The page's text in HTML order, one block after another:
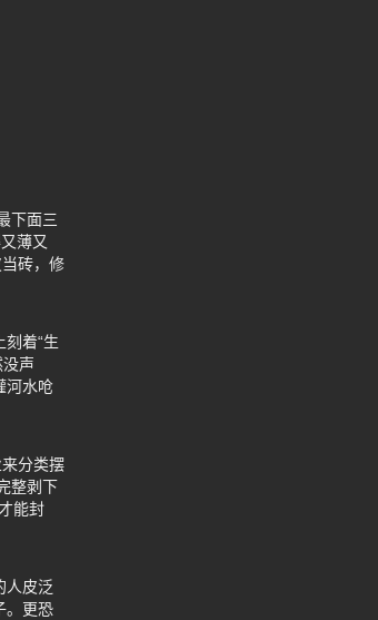
下面三
薄又
砖，修
着“生
声
河水呛
分类摆
整剥下
能封
人皮泛
。更恐